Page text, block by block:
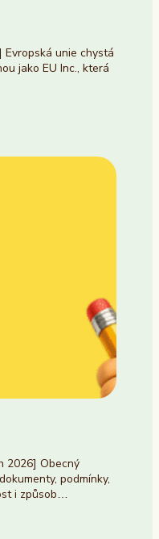
Evropská unie chystá
jako EU Inc., která
2026] Obecný
podmínky,
i způsob…